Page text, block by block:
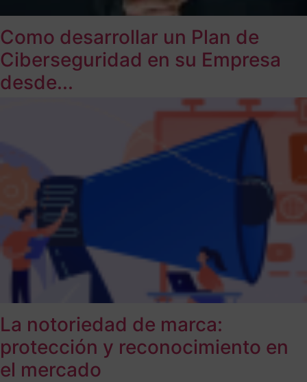
Como desarrollar un Plan de
Ciberseguridad en su Empresa
desde...
La notoriedad de marca:
protección y reconocimiento en
el mercado